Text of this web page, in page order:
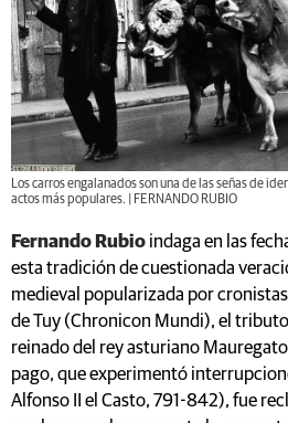
Los carros engalanados son una de las señas de
actos más populares. | FERNANDO RUBIO
Fernando Rubio indaga en las
esta tradición de cuestionada
medieval popularizada por
de Tuy (Chronicon Mundi), el
reinado del rey asturiano
pago, que experimentó
Alfonso II el Casto, 791-842), fue